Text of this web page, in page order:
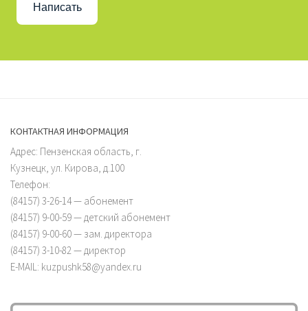
Написать
КОНТАКТНАЯ ИНФОРМАЦИЯ
Адрес: Пензенская область, г.
Кузнецк, ул. Кирова, д.100
Телефон:
(84157) 3-26-14 — абонемент
(84157) 9-00-59 — детский абонемент
(84157) 9-00-60 — зам. директора
(84157) 3-10-82 — директор
E-MAIL: kuzpushk58@yandex.ru